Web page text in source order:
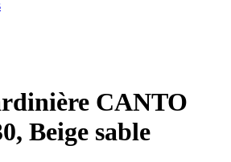
CANTO
Beige sable